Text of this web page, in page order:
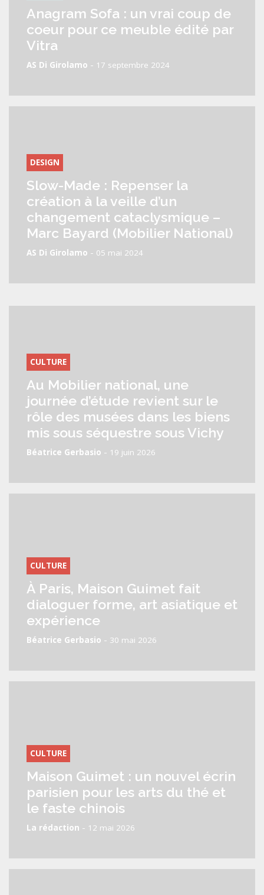
Anagram Sofa : un vrai coup de
coeur pour ce meuble édité par
Vitra
AS Di Girolamo - 17 septembre 2024
DESIGN
Slow-Made : Repenser la
création à la veille d’un
changement cataclysmique –
Marc Bayard (Mobilier National)
AS Di Girolamo - 05 mai 2024
CULTURE
Au Mobilier national, une
journée d’étude revient sur le
rôle des musées dans les biens
mis sous séquestre sous Vichy
Béatrice Gerbasio - 19 juin 2026
CULTURE
À Paris, Maison Guimet fait
dialoguer forme, art asiatique et
expérience
Béatrice Gerbasio - 30 mai 2026
CULTURE
Maison Guimet : un nouvel écrin
parisien pour les arts du thé et
le faste chinois
La rédaction - 12 mai 2026